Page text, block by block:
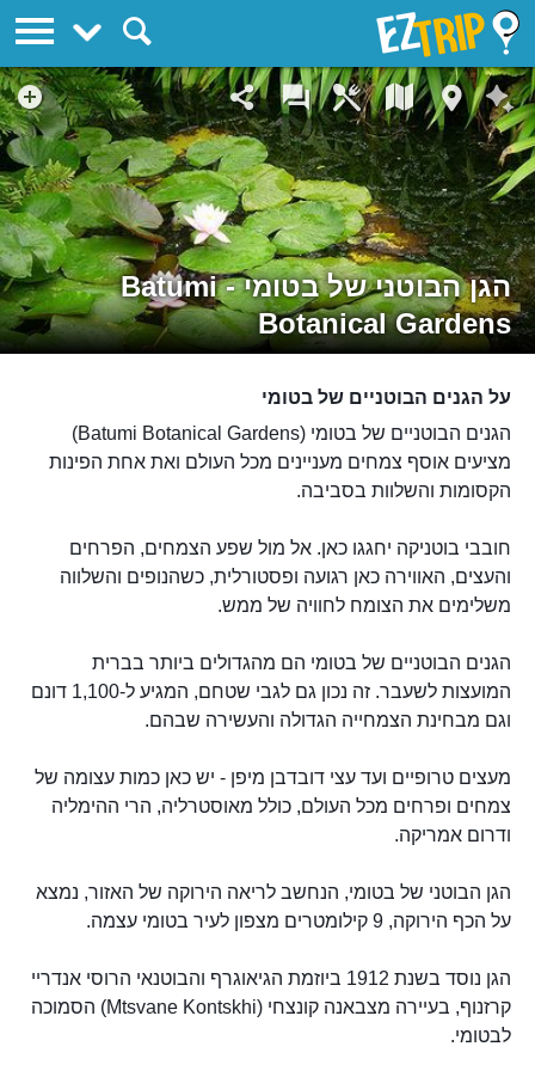
הגן הבוטני של בטומי - Batumi
Botanical Gardens
על הגנים הבוטניים של בטומי
הגנים הבוטניים של בטומי (Batumi Botanical Gardens)
מציעים אוסף צמחים מעניינים מכל העולם ואת אחת הפינות
הקסומות והשלוות בסביבה.
חובבי בוטניקה יחגגו כאן. אל מול שפע הצמחים, הפרחים
והעצים, האווירה כאן רגועה ופסטורלית, כשהנופים והשלווה
משלימים את הצומח לחוויה של ממש.
הגנים הבוטניים של בטומי הם מהגדולים ביותר בברית
המועצות לשעבר. זה נכון גם לגבי שטחם, המגיע ל-1,100 דונם
וגם מבחינת הצמחייה הגדולה והעשירה שבהם.
מעצים טרופיים ועד עצי דובדבן מיפן - יש כאן כמות עצומה של
צמחים ופרחים מכל העולם, כולל מאוסטרליה, הרי ההימליה
ודרום אמריקה.
הגן הבוטני של בטומי, הנחשב לריאה הירוקה של האזור, נמצא
על הכף הירוקה, 9 קילומטרים מצפון לעיר בטומי עצמה.
הגן נוסד בשנת 1912 ביוזמת הגיאוגרף והבוטנאי הרוסי אנדריי
קרזנוף, בעיירה מצבאנה קונצחי (Mtsvane Kontskhi) הסמוכה
לבטומי.
EZTrip